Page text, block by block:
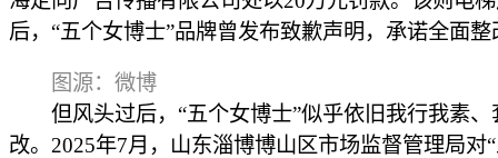
后，“五个女博士”品牌曾发布致歉声明，承诺全面整
图源：微博
但风头过后，“五个女博士”似乎依旧我行我素、
改。2025年7月，山东淄博博山区市场监督管理局对